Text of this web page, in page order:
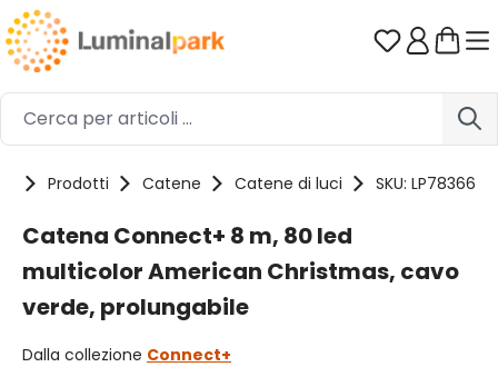
Passa al contenuto principale Hai 0
Prodotti Catene Catene di luci SKU: LP78366
Catena Connect+ 8 m, 80 led
multicolor American Christmas, cavo
verde, prolungabile
Dalla collezione Connect+